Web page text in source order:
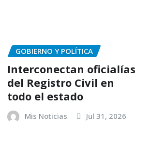
GOBIERNO Y POLÍTICA
Interconectan oficialías
del Registro Civil en
todo el estado
Mis Noticias Jul 31, 2026